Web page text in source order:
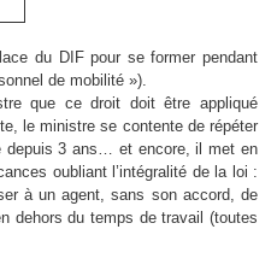
du DIF pour se former pendant
de mobilité »).
que ce droit doit être appliqué
le ministre se contente de répéter
depuis 3 ans… et encore, il met en
oubliant l’intégralité de la loi :
à un agent, sans son accord, de
dehors du temps de travail (toutes